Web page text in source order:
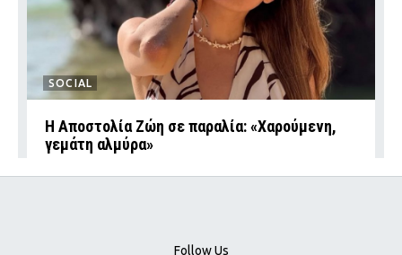
SOCIAL
Η Αποστολία Ζώη σε παραλία: «Χαρούμενη,
γεμάτη αλμύρα»
Follow Us